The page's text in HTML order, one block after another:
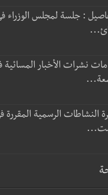
: جلسة لمجلس الوزراء
نشرات الأخبار المسائية
النشاطات الرسمية المقررة